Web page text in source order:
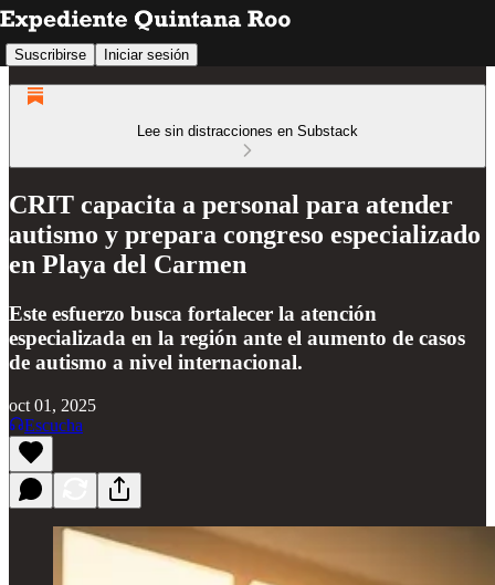
Suscribirse Iniciar sesión
Lee sin distracciones en Substack
CRIT capacita a personal para atender
autismo y prepara congreso especializado
en Playa del Carmen
Este esfuerzo busca fortalecer la atención
especializada en la región ante el aumento de casos
de autismo a nivel internacional.
oct 01, 2025
Escucha